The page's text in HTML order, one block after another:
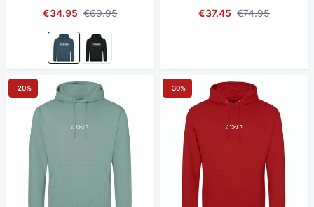
€34.95 €69.95
€37.45 €74.95
-20% -30%